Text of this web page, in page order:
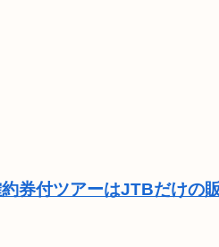
券付ツアーはJTBだけの